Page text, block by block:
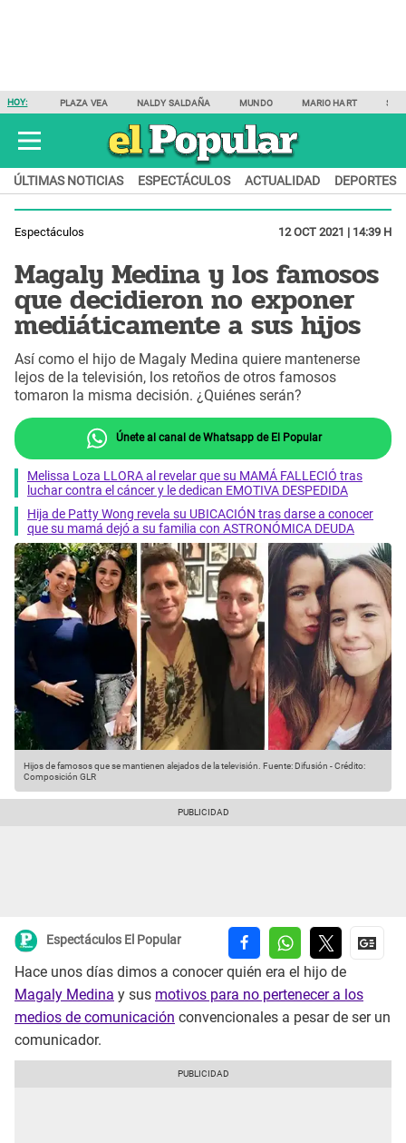
HOY: PLAZA VEA NALDY SALDAÑA MUNDO MARIO HART
ÚLTIMAS NOTICIAS ESPECTÁCULOS ACTUALIDAD DEPORTES
Espectáculos 12 OCT 2021 | 14:39 H
Magaly Medina y los famosos
que decidieron no exponer
mediáticamente a sus hijos
Así como el hijo de Magaly Medina quiere mantenerse
lejos de la televisión, los retoños de otros famosos
tomaron la misma decisión. ¿Quiénes serán?
Únete al canal de Whatsapp de El Popular
Melissa Loza LLORA al revelar que su MAMÁ FALLECIÓ tras
luchar contra el cáncer y le dedican EMOTIVA DESPEDIDA
Hija de Patty Wong revela su UBICACIÓN tras darse a conocer
que su mamá dejó a su familia con ASTRONÓMICA DEUDA
Hijos de famosos que se mantienen alejados de la televisión. Fuente: Difusión -Crédito:
Composición GLR
Espectáculos El Popular
Hace unos días dimos a conocer quién era el hijo de
Magaly Medina y sus motivos para no pertenecer a los
medios de comunicación convencionales a pesar de ser un
comunicador.